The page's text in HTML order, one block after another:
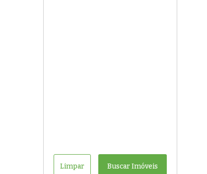
Limpar Buscar Imóveis